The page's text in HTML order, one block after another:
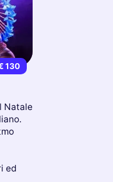
130
Natale
ed